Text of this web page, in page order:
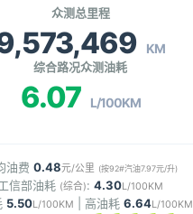
众测总里程
KM
综合路况众测油耗
6.07 L/100KM
油费 0.48元/公里 (按92#汽油7.97元/升)
信部油耗 (综合): 4.30L/100KM
5.50L/100KM | 高油耗 6.64L/100KM